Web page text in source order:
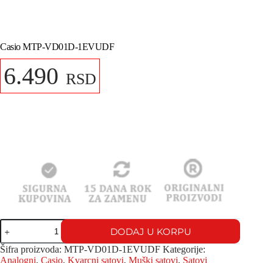
Casio MTP-VD01D-1EVUDF
6.490 RSD
DODAJ U KORPU
Šifra proizvoda: MTP-VD01D-1EVUDF Kategorije:
Analogni, Casio, Kvarcni satovi, Muški satovi, Satovi